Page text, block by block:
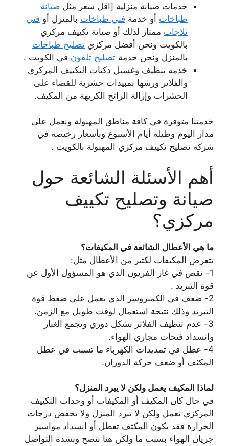
خدمات صيانة منزلية [اقل سعر مثل صيانة
طباخات أو خدمة فني طباخات بالمنزل أو فني
ثلاجات ممتاز لذلك أو صيانة تكييف مركزي
بالكويت ونحن أفضل مركزي تصليح طباخات
بالمنزل ونحن خدمة تصليح تلفون في الكويت .
خدمة تنظيف وغسيل دكتات التكييف المركزي
والفلاتر ورشها بمبيدات حشرية للقضاء على
الحشرات وإزالة الرائح الكريهة من المكيف.
خدمتنا متوفرة في كافة مناطق المهبولة ونعمل على
مدار اليوم وطيلة أيام الأسبوع وبأسعار رخيصة في
شركة تصليح تكييف مركزي المهبولة بالكويت .
أهم الأسئلة الشائعة حول
صيانة وتصليح تكييف
مركزي؟
ما هي الأعطال الشائعة في المكيفات؟
تتعرض المكيفات لكثير من الأعطال مثل:
1- نقص في غاز الفريون الذي هو المسؤول الأول عن
قوة التبريد .
2- ضعف في الكمبروسر الذي يعمل على ضغط قوة
التبريد وذلك نتيجة استعمال لوقت طويل مع الزمن.
3- عدم تنظيف الفلاتر بشكل دوري وتجمع الغبار
وانسداد فتحات مجاري الهواء.
4- عطل في تمديدات الكهرباء ما تسبب في عطل
المكثف أو ضعف حركة الدوران.
لماذا المكيف يعمل ولكن لا يبرد المنزل؟
في حال كان المكيف أو المكيفات أو وحدات التكييف
المركزي تعمل ولكن لا تبرد المنزل ولا تخفض درجات
الحرارة فقد يكون المكثف تعطل أو انسداد مواسير
جريان الهواء بسبب ما ولكن هنا ننصح وبشدة التواصل